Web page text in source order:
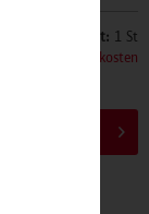
Inhalt: 1 St
zzgl. Versandkosten